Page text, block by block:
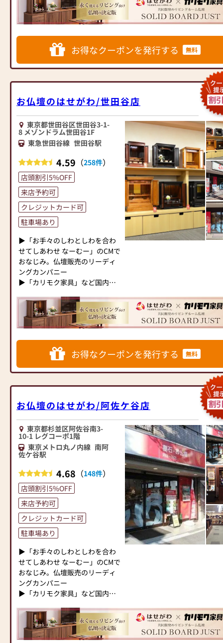
ります。
日本堂各店に何なりとお申し付
申し上げます。
☆★☆ソウルジュエリーコーナ
ー拡大 アイテム数も増えまし
た☆★☆
お買い替えのお客様、古い
お仏壇のお引き取り無料にて承
ります。
皆様のご来店をスッタフ一
同、心よりお待ち致しておりま
初めてのお客様も分からな
い事だらけ、どうしたら良い
か？何をしたらいいの？ご不安
がたくさんある
と思います。
ご相談ご質問だけでもベテ
ランスッタフのいる当店にご質
問お問合せ下さい。
お客様の偲ぶお心を第一に
アドバイスさせて頂きます。
いい仏壇様のクーポン券を
発行して頂いた方にはご来店記
おります。
お気軽にスッタフまでお声
を掛けて下さいませ。随時ご来
お値打ち品は数に限りがご
ざいます。どうぞ皆様お早めに
＝☆＝☆＝☆＝☆＝☆＝☆＝☆
＝☆＝☆＝☆＝☆＝☆＝☆＝☆
＝☆＝☆＝☆＝☆＝☆＝☆＝☆
【日頃の感謝を込めて大型企
画】
1⃣ 毎月1日【お朔日】はTポイ
ント15倍(一部商品・セール品を
除く）
2⃣ 『5』のつく日は 線香・ロ
ーソクを10％OFF
3⃣ 毎月27日【仏壇の日】日本
堂大推薦の伝統『東京仏壇』と
『唐木仏壇』が15％OFF(セール
品及び一部商品除外）
買い得規格を実施しておりま
す。是非！皆様！ご活用下さい!!
＝☆＝☆＝☆＝☆＝☆＝☆＝☆
＝☆＝☆＝☆＝☆＝☆＝☆＝☆
＝☆＝☆＝☆＝☆＝☆＝☆＝☆
＝＝
創業300有余年の永きに渡り神
きを致します)
へ≫
「仏壇や仏具をお探しでした
越しください。当店は幅広い品
揃えとリーズナブルな価格でお
仏壇には様々な種類がございま
ンなデザインの仏壇、またコン
パクトなサイズの仏壇など、お
客様のご要望に合わせて選ぶこ
刻、仏像の種類も豊富にご用意
しておりますので、心からご供
養いただける仏壇を見つけてい
ただけます。
さらに、仏具も充実しておりま
す。位牌や線香、ろうそくや花
立てなど、お仏壇のセットや個
別のアイテムも豊富に揃えてお
ります。お好みやご自宅のお仏
壇に合わせて、お求めいただけ
ます。
当店の魅力は、品質と価格のバ
お求めやすい価格を実現してい
ます。お客様に長くご利用いた
だけるような耐久性のある商品
を取り扱っておりますので、安
心してお買い物をお楽しみいた
だけます。
また、スタッフ一同、お客様の
ご要望に丁寧にお応えいたしま
す。お仏壇や仏具に関するご質
し、最適なアドバイスをいたし
先に考え、心からのおもてなし
を提供いたします。
お仏壇のはせがわでは、お客様
の大切なご供養に寄り添い、お
手伝いさせていただきます。ぜ
ひ一度、当店にお越しくださ
い。心地よい空間で、お仏壇や
仏具をご覧いただけます。スタ
ッフ一同、心よりお待ちしてお
ります。」
展開
リットと東証上場の信頼。創業
以来、親切・丁寧な説明と対応
を心がけ、年間約25,000基のお
仏壇、約3,000基のお墓を納めて
では、さまざまな供養（対話の
場づくり）の形をご提案してお
ります。ご自身、ご家族にあっ
た供養の形について、迷うこと
や、お困りのことなどございま
ください。店内にはお仏壇・お
仏具・お位牌・お線香・お念珠
等、豊富にご用意しておりま
す。1,000種類以上の組み合わせ
の中からお客様に合ったお仏
壇・お仏具をご提案いたしま
す。
≪「カリモク家具」との協同開
発≫
お仏壇のはせがわは、日本を代
表する家具メーカー「カリモク
住宅にあったモダンなお仏壇を
作っています。他にも国内の家
具専門メーカーと作り上げたお
人と偲ぶ人をつなぐ新しいカタ
チを提案します。
≪はせがわ店舗サービスのご案
内≫
品整理のご相談
予約ボタン」からお申込くださ
い)
●お電話(ご相談や商品のご注文
を承ります。お電話時に「いい
仏壇を見た」とお伝えください)
●訪問(はせがわの専門スタッフ
がご相談や商品ご購入のお手続
きを致します)
≪お仏壇のはせがわよりお客様
へ≫
「仏壇や仏具をお探しでした
ら、ぜひお仏壇のはせがわにお
越しください。当店は幅広い品
揃えとリーズナブルな価格でお
客様をお迎えしています。
仏壇には様々な種類がございま
ンなデザインの仏壇、またコン
パクトなサイズの仏壇など、お
客様のご要望に合わせて選ぶこ
お得なクーポンを発行する 無料
お仏壇のはせがわ/世田谷店
東京都世田谷区世田谷3-1-
8 メゾンドラム世田谷1F
東急世田谷線 世田谷駅
4.59 （258件）
店頭割引5%OFF
来店予約可
クレジットカード可
駐車場あり
▶「お手々のしわとしわを合わ
せてしあわせ なーむー」のCMで
おなじみ。仏壇販売のリーディ
ングカンパニー
▶「カリモク家具」など国内家
ンテリアにマッチするお仏壇を
展開
国内130店舗以上のスケールメ
リットと東証上場の信頼。創業
以来、親切・丁寧な説明と対応
を心がけ、年間約25,000基のお
仏壇、約3,000基のお墓を納めて
では、さまざまな供養（対話の
場づくり）の形をご提案してお
ります。ご自身、ご家族にあっ
た供養の形について、迷うこと
や、お困りのことなどございま
したら、ぜひ、お気軽にご相談
ください。店内にはお仏壇・お
仏具・お位牌・お線香・お念珠
等、豊富にご用意しておりま
す。1,000種類以上の組み合わせ
の中からお客様に合ったお仏
壇・お仏具をご提案いたしま
す。
≪「カリモク家具」との協同開
発≫
お仏壇のはせがわは、日本を代
表する家具メーカー「カリモク
家具」との協同開発で、現代の
住宅にあったモダンなお仏壇を
作っています。他にも国内の家
具専門メーカーと作り上げたお
仏壇コレクションがあり、祈る
お得なクーポンを発行する 無料
お仏壇のはせがわ/阿佐ケ谷店
東京都杉並区阿佐谷南3-
10-1 レグコーポ1階
東京メトロ丸ノ内線 南阿
佐ケ谷駅
4.68 （148件）
店頭割引5%OFF
来店予約可
クレジットカード可
駐車場あり
▶「お手々のしわとしわを合わ
せてしあわせ なーむー」のCMで
おなじみ。仏壇販売のリーディ
ングカンパニー
▶「カリモク家具」など国内家
ンテリアにマッチするお仏壇を
展開